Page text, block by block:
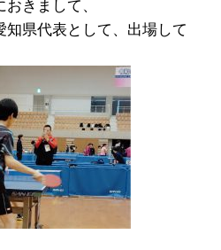
きまして、
知県代表として、出場して